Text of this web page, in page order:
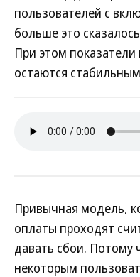
пользователей с
больше это
При этом
остаются
Привычная модель,
оплаты проходят
давать сбои. Потому
некоторым